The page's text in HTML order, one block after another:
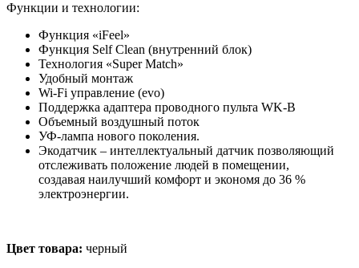
Функции и технологии:
Функция «iFeel»
Функция Self Clean (внутренний блок)
Технология «Super Match»
Удобный монтаж
Wi-Fi управление (evo)
Поддержка адаптера проводного пульта WK-B
Объемный воздушный поток
УФ-лампа нового поколения.
Экодатчик – интеллектуальный датчик позволяющий
отслеживать положение людей в помещении,
создавая наилучший комфорт и экономя до 36 %
электроэнергии.
Цвет товара: черный